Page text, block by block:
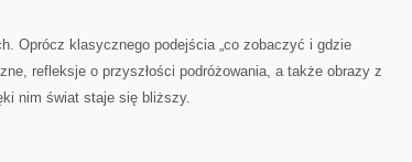
Oprócz klasycznego podejścia „co zobaczyć i gdzie
refleksje o przyszłości podróżowania, a także obrazy z
nim świat staje się bliższy.